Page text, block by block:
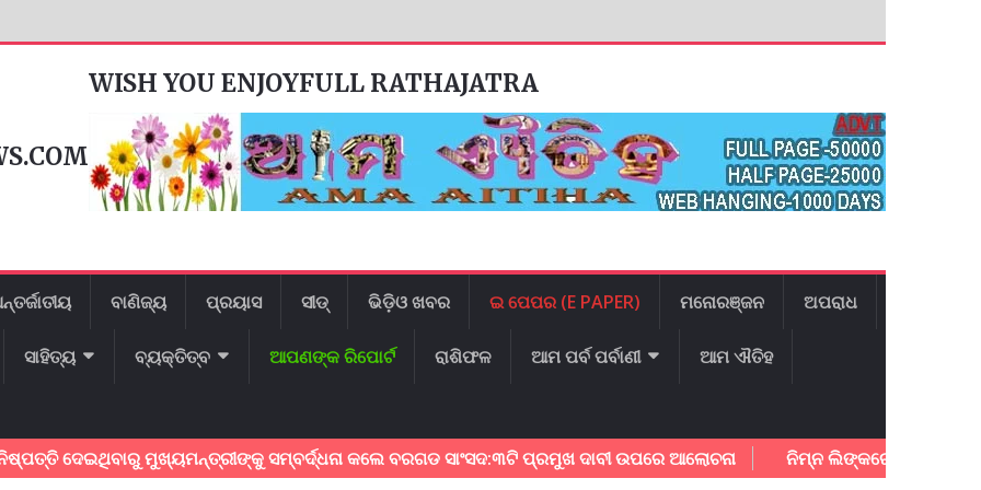
WISH YOU ENJOYFULL RATHAJATRA
ବାଣିଜ୍ୟ ପ୍ରୟାସ ସୀଡ୍ ଭିଡ଼ିଓ ଖବର ଇ ପେପର (E PAPER) ମନୋରଞ୍ଜନ ଅପରାଧ
ସାହିତ୍ୟ ବ୍ୟକ୍ତିତ୍ବ ଆପଣଙ୍କ ରିପୋର୍ଟ ରାଶିଫଳ ଆମ ପର୍ବ ପର୍ବାଣୀ ଆମ ଐତିହ
ମୁଖ୍ୟମନ୍ତ୍ରୀଙ୍କୁ ସମ୍ବର୍ଦ୍ଧନା କଲେ ବରଗଡ ସାଂସଦ:୩ଟି ପ୍ରମୁଖ ଦାବୀ ଉପରେ ଆଲୋଚନା ନିମ୍ନ ଲିଙ୍କରେ କ୍ଲିକ କରି ଆଜିର ଇ